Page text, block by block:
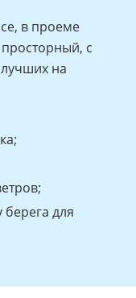
в проеме
с
на
для